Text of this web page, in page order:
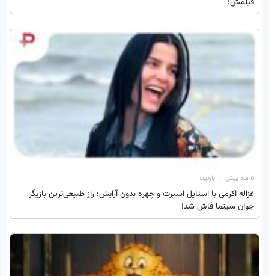
فیلمش!
۵ ماه پیش | بازدید:
غزاله اکرمی با استایل اسپرت و چهره بدون آرایش؛ راز طبیعی‌ترین بازیگر
جوان سینما فاش شد!